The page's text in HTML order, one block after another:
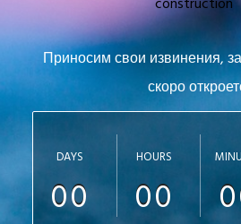
Приносим свои извинения,
скоро
DAYS
00
HOURS
00